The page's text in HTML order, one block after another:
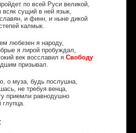
по всей Руси великой,
всяк сущий в ней язык,
и финн, и ныне дикой
калмык.
любезен я народу,
я лирой пробуждал,
век восславил я Свободу
призывал.
о муза, будь послушна,
не требуя венца,
приемли равнодушно
глупца.